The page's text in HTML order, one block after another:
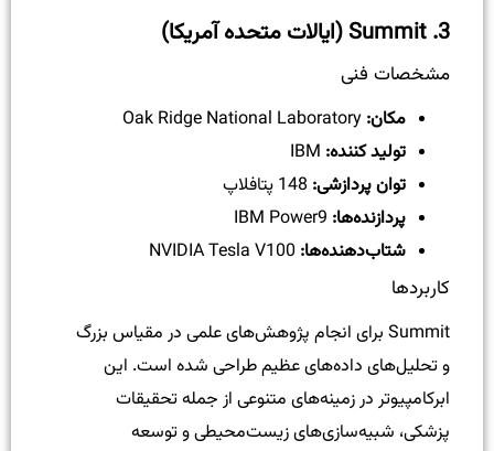
3. Summit (ایالات متحده آمریکا)
مشخصات فنی
مکان:
تولید کننده:
توان پردازشی:
پردازنده‌ها:
شتاب‌دهنده‌ها:
کاربردها
Summit برای انجام پژوهش‌های علمی در مقیاس بزرگ
و تحلیل‌های داده‌های عظیم طراحی شده است. این
ابرکامپیوتر در زمینه‌های متنوعی از جمله تحقیقات
پزشکی، شبیه‌سازی‌های زیست‌محیطی و توسعه